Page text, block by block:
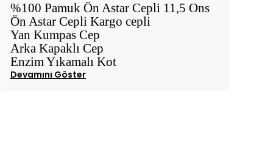
%100 Pamuk Ön Astar Cepli 11,5 Ons
Ön Astar Cepli Kargo cepli
Yan Kumpas Cep
Arka Kapaklı Cep
Enzim Yıkamalı Kot
Devamını Göster